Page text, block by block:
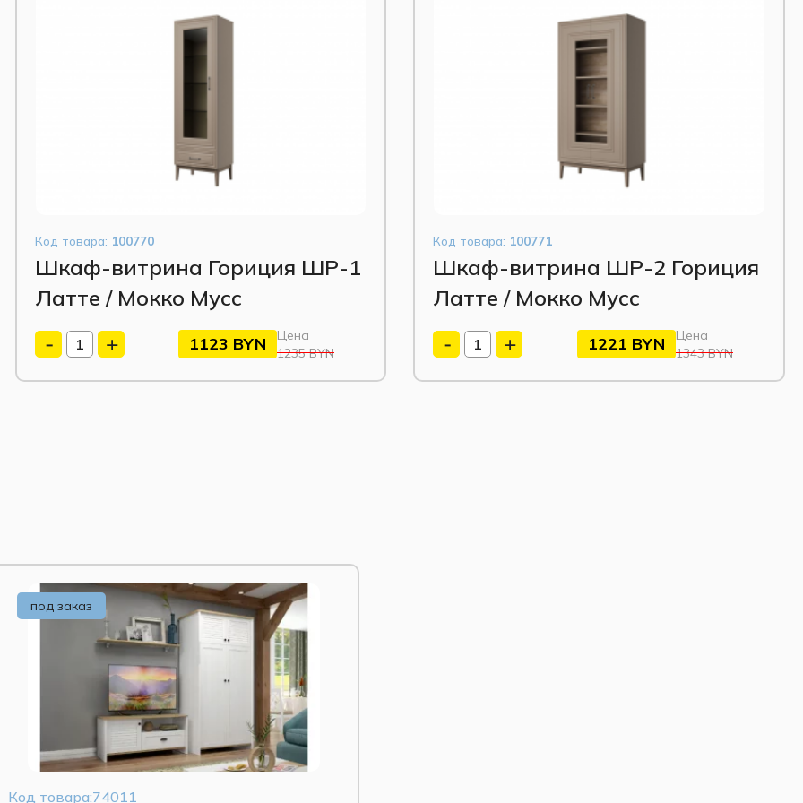
или посуды. Нижний выдвижной ящик
доводчиком, шариковые направляющие
и четырьмя вкладными полками из
Отличный выбор для хранения и
эмалью, благородное
безопасные для здоровья.
обеспечивают бесшумное и плавное
комбинируя представленные модули с
из вкладки «Модульные товары».
эмалью. Полки витрины
скрытого монтажа с
Все изделия сертифицированы, безопасны
Код товара: 100770
Шкаф-витрина Гориция ШР-1
Латте / Мокко Мусс
1123 BYN
Цена
1235 BYN
Код товара: 100771
Шкаф-витрина ШР-2 Гориция
Латте / Мокко Мусс
1221 BYN
Цена
1343 BYN
под заказ
Код товара:74011